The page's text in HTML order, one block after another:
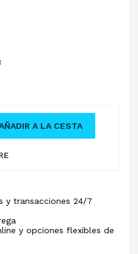
A LA CESTA
y transacciones 24/7
y opciones flexibles de